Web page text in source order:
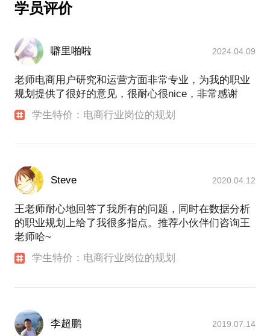
如何把我用户需求，那么我可以给你岗位职责设置、
如果你是数据分析、用户研究、电商运营相关从业
者，或许你遇到了职业瓶颈，那么我可以帮助你理清
你的职业规划，从你想要什么、到你如何一步步实
现，我都可以给你很大的帮助；
如果你是个尚未毕业的学生，想要从事电商相关工
作，那么我可以告诉你不同的细分岗位的要求分别是
什么，以及你如何在学校里储备自己，并且传授你面
教育背景：
2003年9月-2007年6月，山东大学，应用物理学，本
科（全日制）
2009年9月-2012年6月，山东建筑大学，技术经济及
管理，硕士（全日制）
职业经历：
+大数据的分析师，擅于通过数据解决复杂的业务问
题。
学员评价
噼里啪啦 2024.04.09
老师电商用户研究和运营方面非常专业，为我的职业
规划提供了很好的意见，很耐心很nice，非常感谢
学生特价：电商行业岗位的规划
Steve 2020.04.12
王老师耐心地回答了我所有的问题，同时在数据分析
的职业规划上给了我很多指点。推荐小伙伴们咨询王
老师哈~
学生特价：电商行业岗位的规划
李超鹏 2019.07.14